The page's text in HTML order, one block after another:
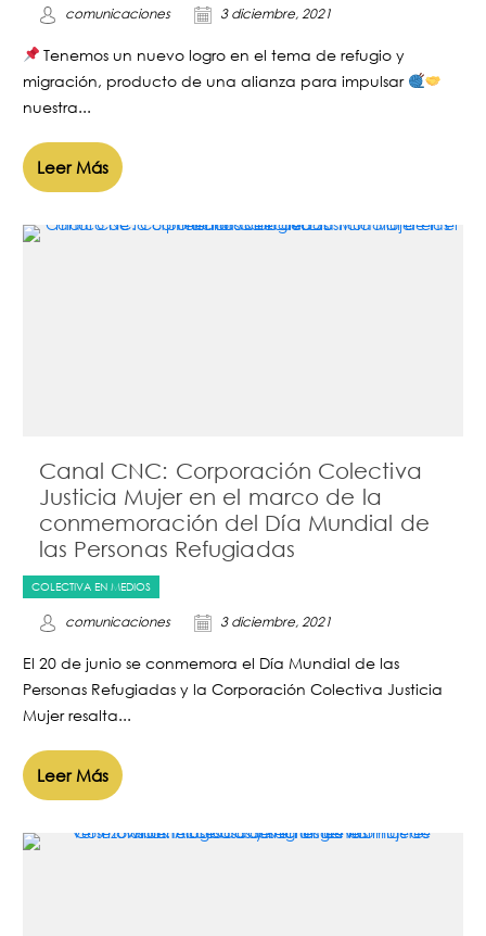
comunicaciones 3 diciembre, 2021
Tenemos un nuevo logro en el tema de refugio y
migración, producto de una alianza para impulsar
nuestra...
Leer Más
Canal CNC: Corporación Colectiva
Justicia Mujer en el marco de la
conmemoración del Día Mundial de
las Personas Refugiadas
COLECTIVA EN MEDIOS
comunicaciones 3 diciembre, 2021
El 20 de junio se conmemora el Día Mundial de las
Personas Refugiadas y la Corporación Colectiva Justicia
Mujer resalta...
Leer Más